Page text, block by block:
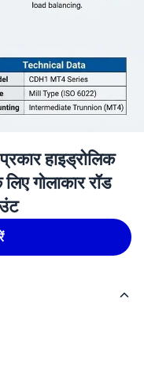
हाइड्रोलिक
गोलाकार रॉड